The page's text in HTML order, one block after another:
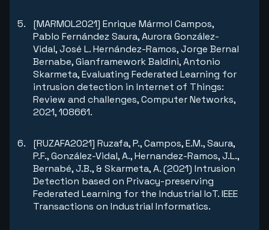
[MARMOL2021] Enrique Mármol Campos,
Pablo Fernández Saura, Aurora González-
Vidal, José L. Hernández-Ramos, Jorge Bernal
Bernabe, Gianframework Baldini, Antonio
Skarmeta, Evaluating Federated Learning for
intrusion detection in Internet of Things:
Review and challenges, Computer Networks,
2021, 108661.
[RUZAFA2021] Ruzafa, P., Campos, E.M., Saura,
P.F., González-Vidal, A., Hernandez-Ramos, J.L.,
Bernabé, J.B., & Skarmeta, A. (2021) Intrusion
Detection based on Privacy-preserving
Federated Learning for the Industrial IoT. IEEE
Transactions on Industrial Informatics.